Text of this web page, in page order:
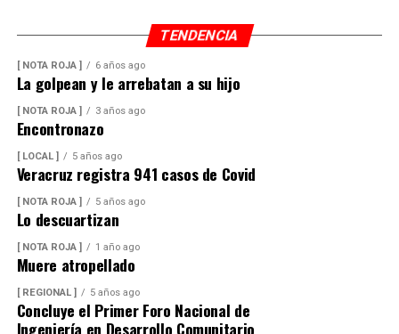
TENDENCIA
[ NOTA ROJA ] 6 años ago
La golpean y le arrebatan a su hijo
[ NOTA ROJA ] 3 años ago
Encontronazo
[ LOCAL ] 5 años ago
Veracruz registra 941 casos de Covid
[ NOTA ROJA ] 5 años ago
Lo descuartizan
[ NOTA ROJA ] 1 año ago
Muere atropellado
[ REGIONAL ] 5 años ago
Concluye el Primer Foro Nacional de
Ingeniería en Desarrollo Comunitario